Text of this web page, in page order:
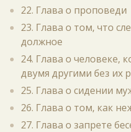
22. Глава о проповеди
23. Глава о том, что
должное
24. Глава о человеке,
двумя другими без их
25. Глава о сидении
26. Глава о том, как
27. Глава о запрете